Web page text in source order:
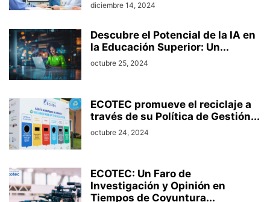
diciembre 14, 2024
Descubre el Potencial de la IA en
la Educación Superior: Un...
octubre 25, 2024
ECOTEC promueve el reciclaje a
través de su Política de Gestión...
octubre 24, 2024
ECOTEC: Un Faro de
Investigación y Opinión en
Tiempos de Coyuntura...